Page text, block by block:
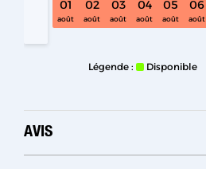
01
août
02
août
03
août
04
août
05
août
06
août
Légende : Disponible
AVIS